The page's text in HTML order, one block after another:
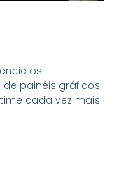
os
painéis gráficos
cada vez mais